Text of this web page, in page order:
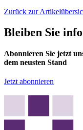
Zurück zur
Bleiben Sie
Abonnieren Sie jetzt
dem neusten Stand
Jetzt abonnieren